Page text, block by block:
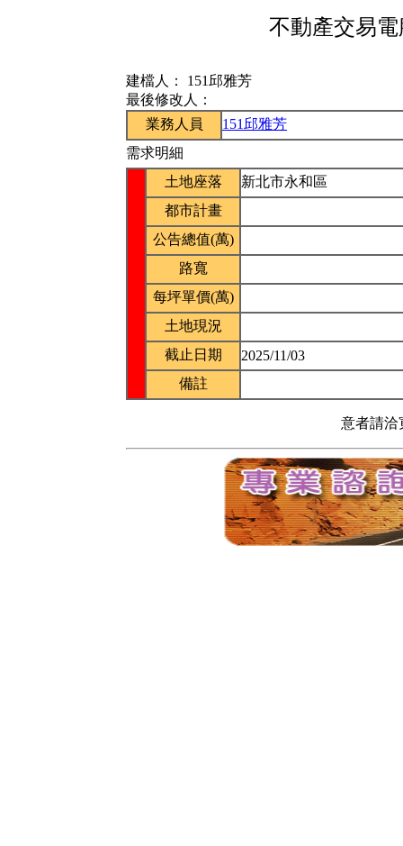
不動產交易
建檔人： 151邱雅芳
最後修改人：
業務人員
151邱雅芳
需求明細
土地座落
新北市永和區
都市計畫
公告總值(萬)
路寬
每坪單價(萬)
土地現況
截止日期
2025/11/03
備註
意者請洽